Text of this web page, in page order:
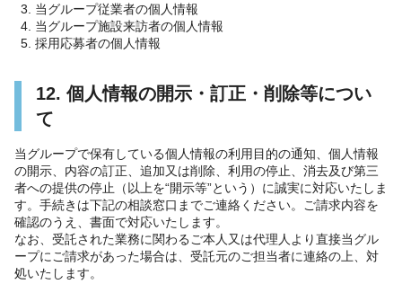
当グループ従業者の個人情報
当グループ施設来訪者の個人情報
採用応募者の個人情報
12. 個人情報の開示・訂正・削除等につい
て
当グループで保有している個人情報の利用目的の通知、個人情報
の開示、内容の訂正、追加又は削除、利用の停止、消去及び第三
者への提供の停止（以上を“開示等”という）に誠実に対応いたしま
す。手続きは下記の相談窓口までご連絡ください。ご請求内容を
確認のうえ、書面で対応いたします。
なお、受託された業務に関わるご本人又は代理人より直接当グル
ープにご請求があった場合は、受託元のご担当者に連絡の上、対
処いたします。